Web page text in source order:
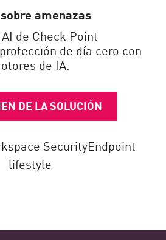
amenazas
de Check Point
de día cero con
de IA.
DE LA SOLUCIÓN